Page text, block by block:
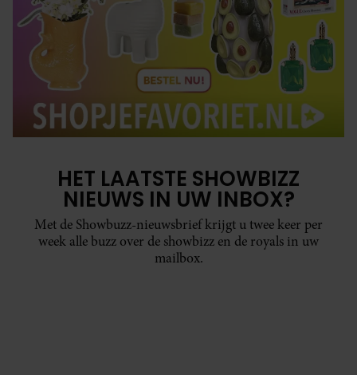
HET LAATSTE SHOWBIZZ
NIEUWS IN UW INBOX?
Met de Showbuzz-nieuwsbrief krijgt u twee keer per
week alle buzz over de showbizz en de royals in uw
mailbox.